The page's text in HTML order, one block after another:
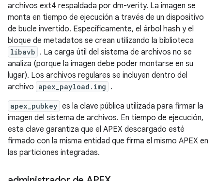
archivos ext4 respaldada por dm-verity. La imagen se
monta en tiempo de ejecución a través de un dispositivo
de bucle invertido. Específicamente, el árbol hash y el
bloque de metadatos se crean utilizando la biblioteca
libavb . La carga útil del sistema de archivos no se
analiza (porque la imagen debe poder montarse en su
lugar). Los archivos regulares se incluyen dentro del
archivo apex_payload.img .
apex_pubkey es la clave pública utilizada para firmar la
imagen del sistema de archivos. En tiempo de ejecución,
esta clave garantiza que el APEX descargado esté
firmado con la misma entidad que firma el mismo APEX en
las particiones integradas.